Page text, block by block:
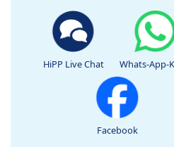
HiPP Live Chat Whats-App-
Facebook